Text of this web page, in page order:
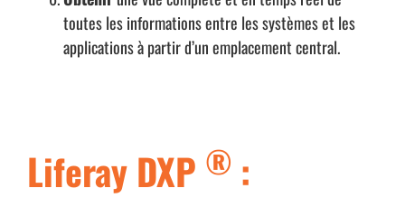
toutes les informations entre les systèmes et les
applications à partir d’un emplacement central.
Liferay DXP ® :